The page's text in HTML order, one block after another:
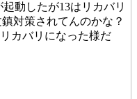
動したが13はリカバリ
対策されてんのかな？
カバリになった様だ